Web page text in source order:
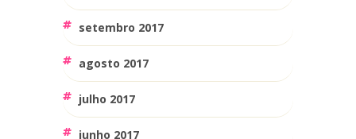
setembro 2017
agosto 2017
julho 2017
junho 2017